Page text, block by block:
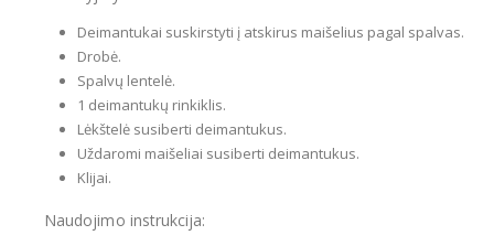
Deimantukai suskirstyti į atskirus maišelius pagal spalvas.
Drobė.
Spalvų lentelė.
1 deimantukų rinkiklis.
Lėkštelė susiberti deimantukus.
Uždaromi maišeliai susiberti deimantukus.
Klijai.
Naudojimo instrukcija: